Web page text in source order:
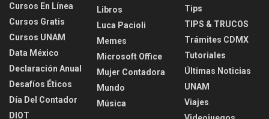
Cursos En Línea
Cursos Gratis
Cursos UNAM
Data México
Declaración Anual
Desafíos Éticos
Día Del Contador
DIOT
Libros
Luca Pacioli
Memes
Microsoft Office
Mujer Contadora
Mundo
Música
Tips
TIPS & TRUCOS
Trámites CDMX
Tutoriales
Últimas Noticias
UNAM
Viajes